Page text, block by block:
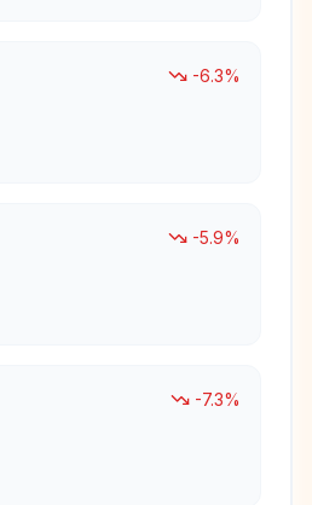
-6.3%
-5.9%
-7.3%